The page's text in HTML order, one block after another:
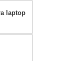
laptop